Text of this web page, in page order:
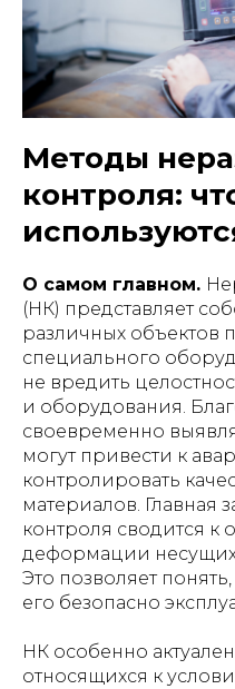
Методы
контроля:
О самом главном.
(НК) представляет
различных объектов
специального
не вредить
и оборудования.
своевременно
могут привести к
контролировать
материалов. Главная
контроля сводится к
деформации несущих
Это позволяет
его безопасно
НК особенно
относящихся к